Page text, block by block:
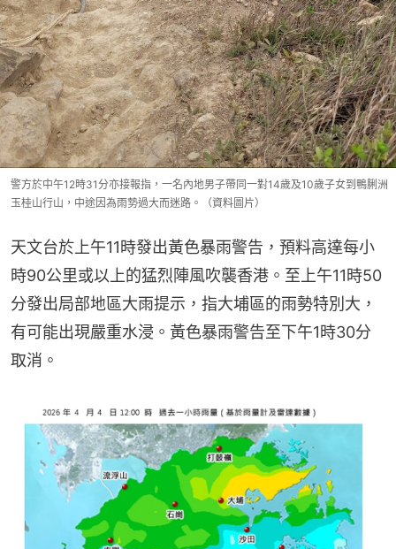
警方於中午12時31分亦接報指，一名內地男子帶同一對14歲及10歲子女到鴨脷洲
玉桂山行山，中途因為雨勢過大而迷路。（資料圖片）
天文台於上午11時發出黃色暴雨警告，預料高達每小
時90公里或以上的猛烈陣風吹襲香港。至上午11時50
分發出局部地區大雨提示，指大埔區的雨勢特別大，
有可能出現嚴重水浸。黃色暴雨警告至下午1時30分
取消。